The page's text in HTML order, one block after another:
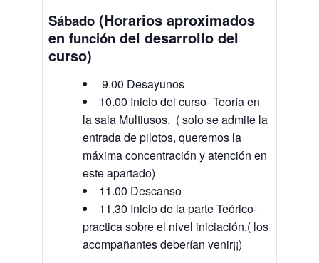
Sábado (Horarios aproximados
en función del desarrollo del
curso)
9.00 Desayunos
10.00 Inicio del curso- Teoría en
la sala Multiusos. ( solo se admite la
entrada de pilotos, queremos la
máxima concentración y atención en
este apartado)
11.00 Descanso
11.30 Inicio de la parte Teórico-
practica sobre el nivel iniciación.( los
acompañantes deberían venir¡¡)